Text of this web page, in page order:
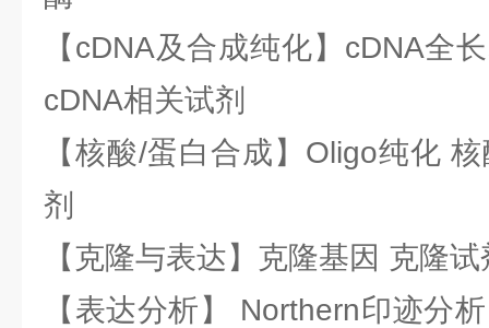
【cDNA及合成纯化】cDNA全
cDNA相关试剂
【核酸/蛋白合成】Oligo纯化
剂
【克隆与表达】克隆基因 克隆
【表达分析】 Northern印迹分